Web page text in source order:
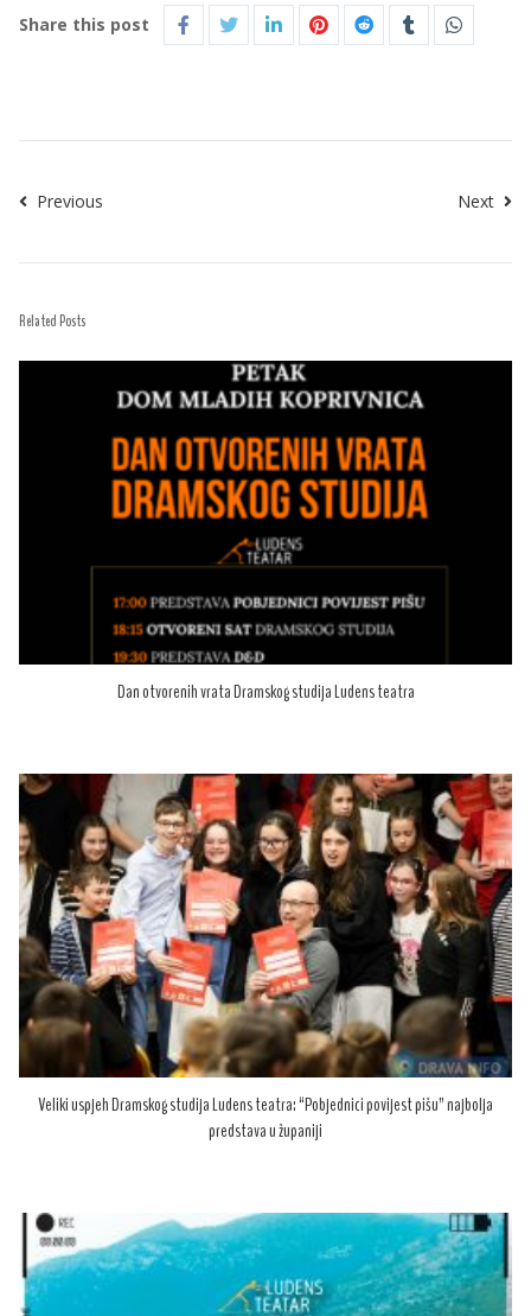
Share this post
Previous Next
Related Posts
Dan otvorenih vrata Dramskog studija Ludens teatra
Veliki uspjeh Dramskog studija Ludens teatra: “Pobjednici povijest pišu” najbolja
predstava u županiji